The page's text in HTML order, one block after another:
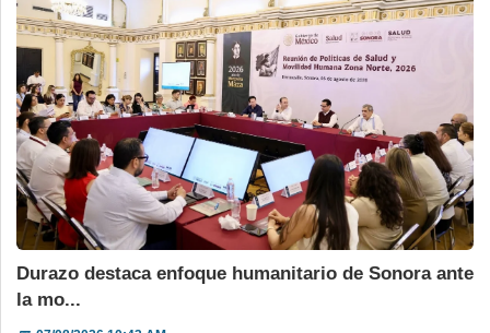
Durazo destaca enfoque humanitario de Sonora ante
la mo...